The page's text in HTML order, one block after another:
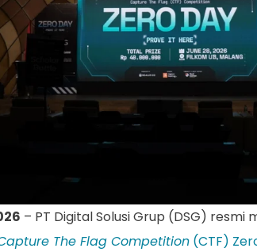
– PT Digital Solusi Grup (DSG)
The Flag Competition (CTF)